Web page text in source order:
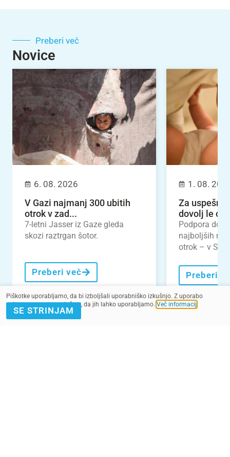
Preberi več
Novice
6. 08. 2026
V Gazi najmanj 300 ubitih
otrok v zad...
7-letni Jasser iz Gaze gleda
skozi raztrgan šotor.
Preberi več
1. 08.
Za uspešno
dovolj le
Podpora
najboljših
otrok – v
Preberi
Piškotke uporabljamo, da bi izboljšali uporabniško izkušnjo. Z uporabo
spletnega mesta soglašate, da jih lahko uporabljamo. Več informacij
SE STRINJAM